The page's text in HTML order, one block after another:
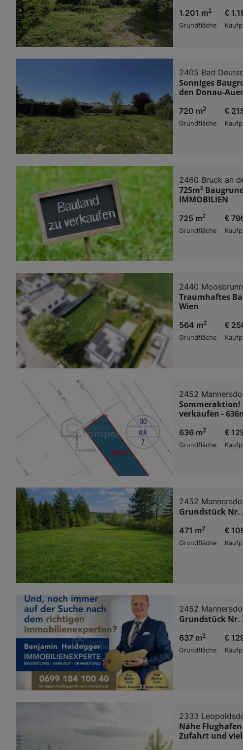
1.201 m2
Grundfläche
€
2405 Bad
Sonniges
den Donau-
720 m2
Grundfläche
€
2460 Bruck an
725m²
IMMOBILIEN
725 m2
Grundfläche
€
2440 Moosbrunn
Traumhaftes
Wien
564 m2
Grundfläche
€
2452
Sommeraktion!
verkaufen -
636 m2
Grundfläche
€
2452
Grundstück Nr.
471 m2
Grundfläche
€
2452
Grundstück Nr.
637 m2
Grundfläche
€
2333
Nähe
Zufahrt und